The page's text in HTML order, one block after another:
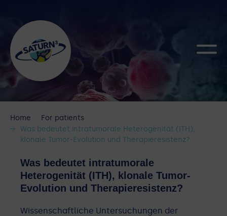
Home
For patients
Was bedeutet intratumorale Heterogenität (ITH),
klonale Tumor-Evolution und Therapieresistenz?
Was bedeutet intratumorale
Heterogenität (ITH), klonale Tumor-
Evolution und Therapieresistenz?
Wissenschaftliche Untersuchungen der